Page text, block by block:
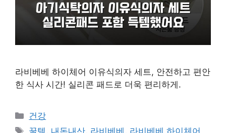
라비베베 하이체어 이유식의자 세트, 안전하고 편안
한 식사 시간! 실리콘 패드로 더욱 편리하게.
카
테
건강
태
꿀템 , 내돈내산, 라비베베 , 라비베베 하이체어